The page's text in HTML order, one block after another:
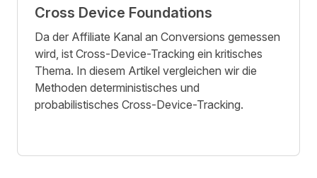
Cross Device Foundations
Da der Affiliate Kanal an Conversions gemessen
wird, ist Cross-Device-Tracking ein kritisches
Thema. In diesem Artikel vergleichen wir die
Methoden deterministisches und
probabilistisches Cross-Device-Tracking.